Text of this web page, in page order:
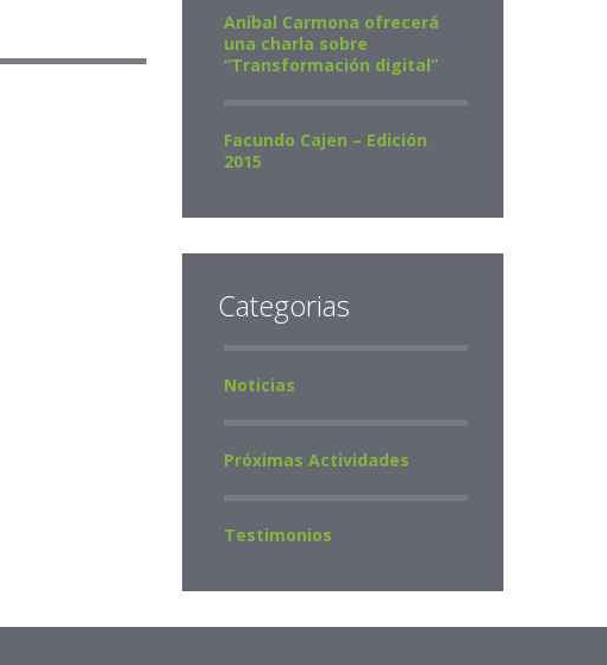
Aníbal Carmona ofrecerá
una charla sobre
“Transformación digital”
Facundo Cajen – Edición
2015
Categorias
Noticias
Próximas Actividades
Testimonios